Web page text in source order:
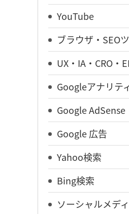
YouTube
ブラウザ・SEO
UX・IA・CRO・
Googleアナリテ
Google AdSense
Google 広告
Yahoo検索
Bing検索
ソーシャルメデ